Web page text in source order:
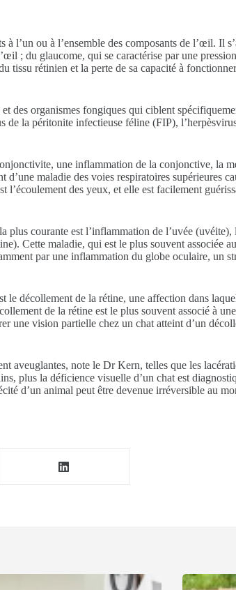
l’un ou à l’ensemble des composants de l’œil. Il
; du glaucome, qui se caractérise par une
tissu rétinien et la perte de sa capacité à
des organismes fongiques qui ciblent
de la péritonite infectieuse féline (FIP),
une inflammation de la conjonctive, la
maladie des voies respiratoires supérieures
des yeux, et elle est facilement
courante est l’inflammation de l’uvée
Cette maladie, qui est le plus souvent associée
par une inflammation du globe oculaire, un
décollement de la rétine, une affection dans
de la rétine est le plus souvent associé à
une vision partielle chez un chat atteint d’un
aveuglantes, note le Dr Kern, telles que les
plus la déficience visuelle d’un chat est
d’un animal peut être devenue irréversible au